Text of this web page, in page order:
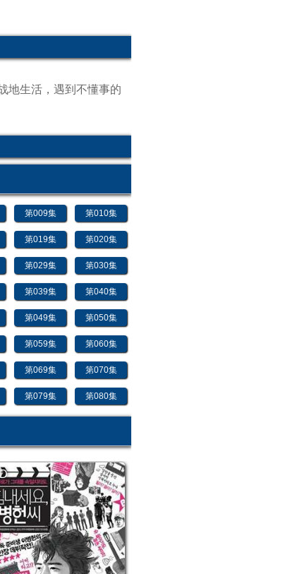
地生活，遇到不懂事的
第009集 第010集
第019集 第020集
第029集 第030集
第039集 第040集
第049集 第050集
第059集 第060集
第069集 第070集
第079集 第080集
第099集 第100集